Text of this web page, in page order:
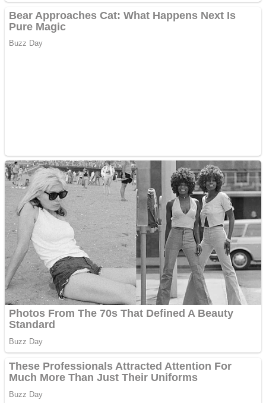
Răcitor de apă CW5000
pentru freze cu laser fără
metale
Cutit cositoare KUHN
Creez aplicatie
ANDROID pentru siteul
tau